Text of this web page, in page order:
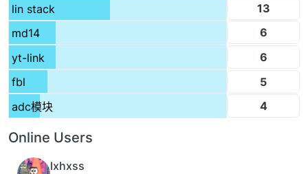
lin stack
13
md14
6
yt-link
6
fbl
5
adc模块
4
Online Users
lxhxss